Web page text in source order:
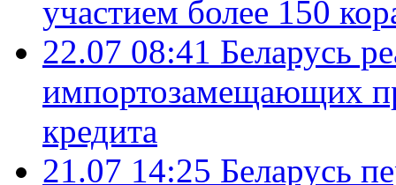
участием более 150
22.07 08:41 Беларусь
импортозамещающих
кредита
21.07 14:25 Беларусь